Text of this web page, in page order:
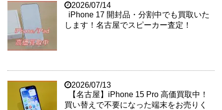
2026/07/14
iPhone 17 開封品・分割中でも買取いた
します！名古屋でスピーカー査定！
2026/07/13
【名古屋】iPhone 15 Pro 高価買取中！
買い替えで不要になった端末をお売りく